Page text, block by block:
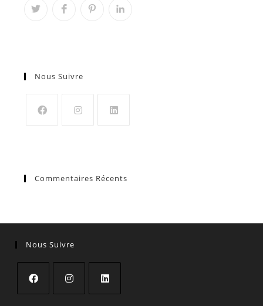
Nous Suivre
Commentaires Récents
Nous Suivre